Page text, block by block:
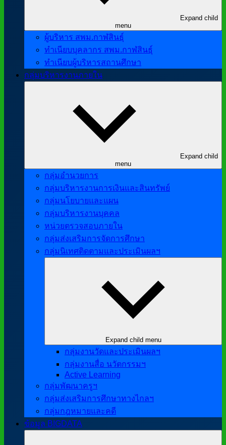
Expand child
menu
ผู้บริหาร สพม.กาฬสินธุ์
ทำเนียบบุคลากร สพม.กาฬสินธุ์
ทำเนียบผู้บริหารสถานศึกษา
กลุ่มบริหารงานภายใน
Expand child
menu
กลุ่มอำนวยการ
กลุ่มบริหารงานการเงินและสินทรัพย์
กลุ่มนโยบายและแผน
กลุ่มบริหารงานบุคคล
หน่วยตรวจสอบภายใน
กลุ่มส่งเสริมการจัดการศึกษา
กลุ่มนิเทศติดตามและประเมินผลฯ
Expand child menu
กลุ่มงานวัดและประเมินผลฯ
กลุ่มงานสื่อ นวัตกรรมฯ
Active Learning
กลุ่มพัฒนาครูฯ
กลุ่มส่งเสริมการศึกษาทางไกลฯ
กลุ่มกฎหมายและคดี
ข้อมูล BIGDATA